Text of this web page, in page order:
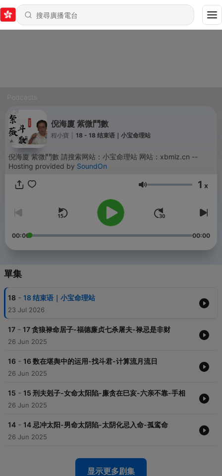
倪海廈 紫微鬥數
程小寶 18 - 18 结束语｜小宝命理站
倪海廈 紫微鬥數 請搜索网站：小宝命理站 网站：xbmlz.cn --
Hosting provided by SoundOn
音量 1 x
00:00 00:00
單集
18 - 18 结束语｜小宝命理站
23 Jul 2026
17 - 17 贪狼禄命居子-福德廉贞七杀屠夫-禄忌是非财
26 Jun 2025
16 - 16 数在堪舆中的运用-找斗君-计算流月流日
26 Jun 2025
15 - 15 刑夫剋子-女命太阳陷-廉贪在巳亥-六亲不靠-手相
26 Jun 2025
14 - 14 忌冲太阳-男命太阴陷-太阴化忌入命-孤鸾命
26 Jun 2025
显示更多剧集